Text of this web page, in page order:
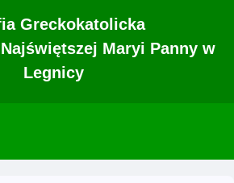
Greckokatolicka
Maryi Panny w
Legnicy